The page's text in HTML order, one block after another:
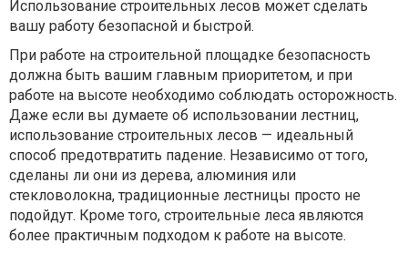
Использование строительных лесов может сделать
вашу работу безопасной и быстрой.
При работе на строительной площадке безопасность
должна быть вашим главным приоритетом, и при
работе на высоте необходимо соблюдать осторожность.
Даже если вы думаете об использовании лестниц,
использование строительных лесов — идеальный
способ предотвратить падение. Независимо от того,
сделаны ли они из дерева, алюминия или
стекловолокна, традиционные лестницы просто не
подойдут. Кроме того, строительные леса являются
более практичным подходом к работе на высоте.